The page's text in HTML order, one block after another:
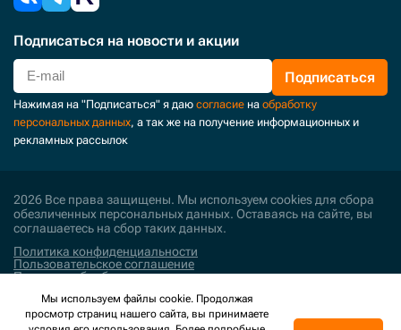
Подписаться на новости и акции
Подписаться
Нажимая на "Подписаться" я даю согласие на обработку
персональных данных, а так же на получение информационных и
рекламных рассылок
2026 Все права защищены. Мы используем cookies для сбора
обезличенных персональных данных. Оставаясь на сайте, вы
соглашаетесь на сбор таких данных.
Политика конфиденциальности
Пользовательское соглашение
Политика обработки персональных данных
Поддержка и развитие
Мы используем файлы cookie. Продолжая
просмотр страниц нашего сайта, вы принимаете